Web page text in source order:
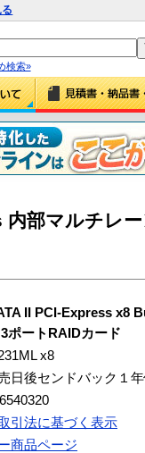
検索»
部マルチレ
II PCI-Express x8
ポートRAIDカード
x8
日後センドバック１
引法に基づく表示
商品ページ